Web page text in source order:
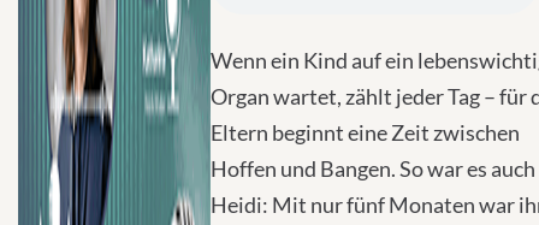
Wenn ein Kind auf ein
Organ wartet, zählt jeder Tag – für
Eltern beginnt eine Zeit zwischen
Hoffen und Bangen. So war es
Heidi: Mit nur fünf Monaten war